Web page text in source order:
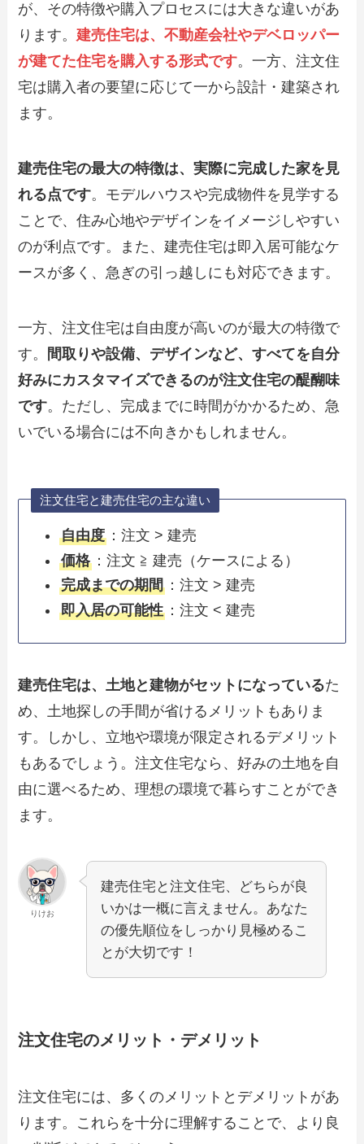
が、その特徴や購入プロセスには大きな違いがあ
ります。建売住宅は、不動産会社やデベロッパー
が建てた住宅を購入する形式です。一方、注文住
宅は購入者の要望に応じて一から設計・建築され
ます。
建売住宅の最大の特徴は、実際に完成した家を見
れる点です。モデルハウスや完成物件を見学する
ことで、住み心地やデザインをイメージしやすい
のが利点です。また、建売住宅は即入居可能なケ
ースが多く、急ぎの引っ越しにも対応できます。
一方、注文住宅は自由度が高いのが最大の特徴で
す。
間取りや設備、デザインなど、すべてを自分
好みにカスタマイズできるのが注文住宅の醍醐味
です。ただし、完成までに時間がかかるため、急
いでいる場合には不向きかもしれません。
注文住宅と建売住宅の主な違い
自由度：注文 > 建売
価格：注文 ≧ 建売（ケースによる）
完成までの期間：注文 > 建売
即入居の可能性：注文 < 建売
建売住宅は、土地と建物がセットになっているた
め、土地探しの手間が省けるメリットもありま
す。しかし、立地や環境が限定されるデメリット
もあるでしょう。注文住宅なら、好みの土地を自
由に選べるため、理想の環境で暮らすことができ
ます。
りけお
建売住宅と注文住宅、どちらが良
いかは一概に言えません。あなた
の優先順位をしっかり見極めるこ
とが大切です！
注文住宅のメリット・デメリット
注文住宅には、多くのメリットとデメリットがあ
ります。これらを十分に理解することで、より良